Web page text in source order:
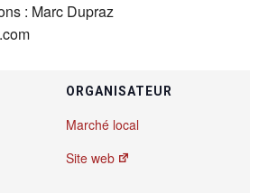
: Marc Dupraz
ORGANISATEUR
Marché local
Site web